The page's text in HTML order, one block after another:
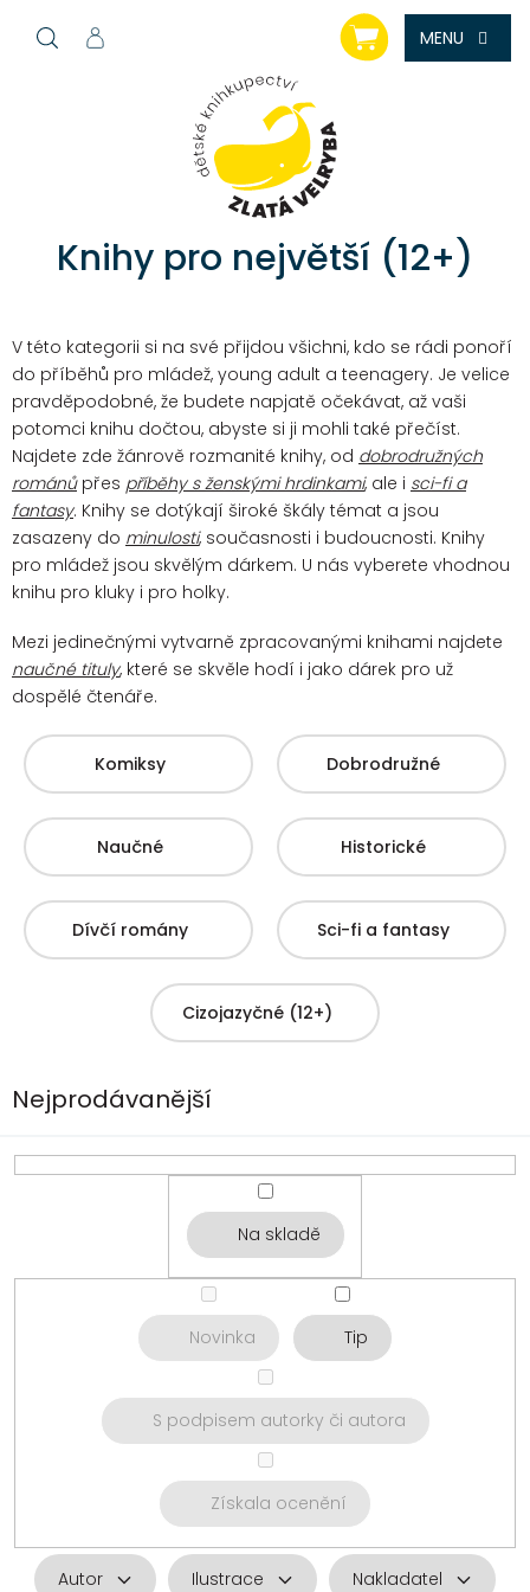
NÁKUPNÍ
KOŠÍK
Knihy pro největší (12+)
V této kategorii si na své přijdou všichni, kdo se rádi ponoří
do příběhů pro mládež, young adult a teenagery. Je velice
pravděpodobné, že budete napjatě očekávat, až vaši
potomci knihu dočtou, abyste si ji mohli také přečíst.
Najdete zde žánrově rozmanité knihy, od dobrodružných
románůpřes příběhy s ženskými hrdinkami, ale i sci-fi a
fantasy. Knihy se dotýkají široké škály témat a jsou
zasazeny do minulosti, současnosti i budoucnosti. Knihy
pro mládež jsou skvělým dárkem. U nás vyberete vhodnou
knihu pro kluky i pro holky.
Mezi jedinečnými vytvarně zpracovanými knihami najdete
naučné tituly, které se skvěle hodí i jako dárek pro už
dospělé čtenáře.
Komiksy Dobrodružné
Naučné Historické
Dívčí romány Sci-fi a fantasy
Cizojazyčné (12+)
Nejprodávanější
Na skladě
Novinka Tip
S podpisem autorky či autora
Získala ocenění
Autor Ilustrace Nakladatel